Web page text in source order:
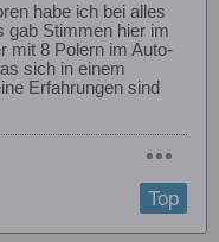
habe ich bei alles
gab Stimmen hier im
mit 8 Polern im Auto-
sich in einem
Erfahrungen sind
Top